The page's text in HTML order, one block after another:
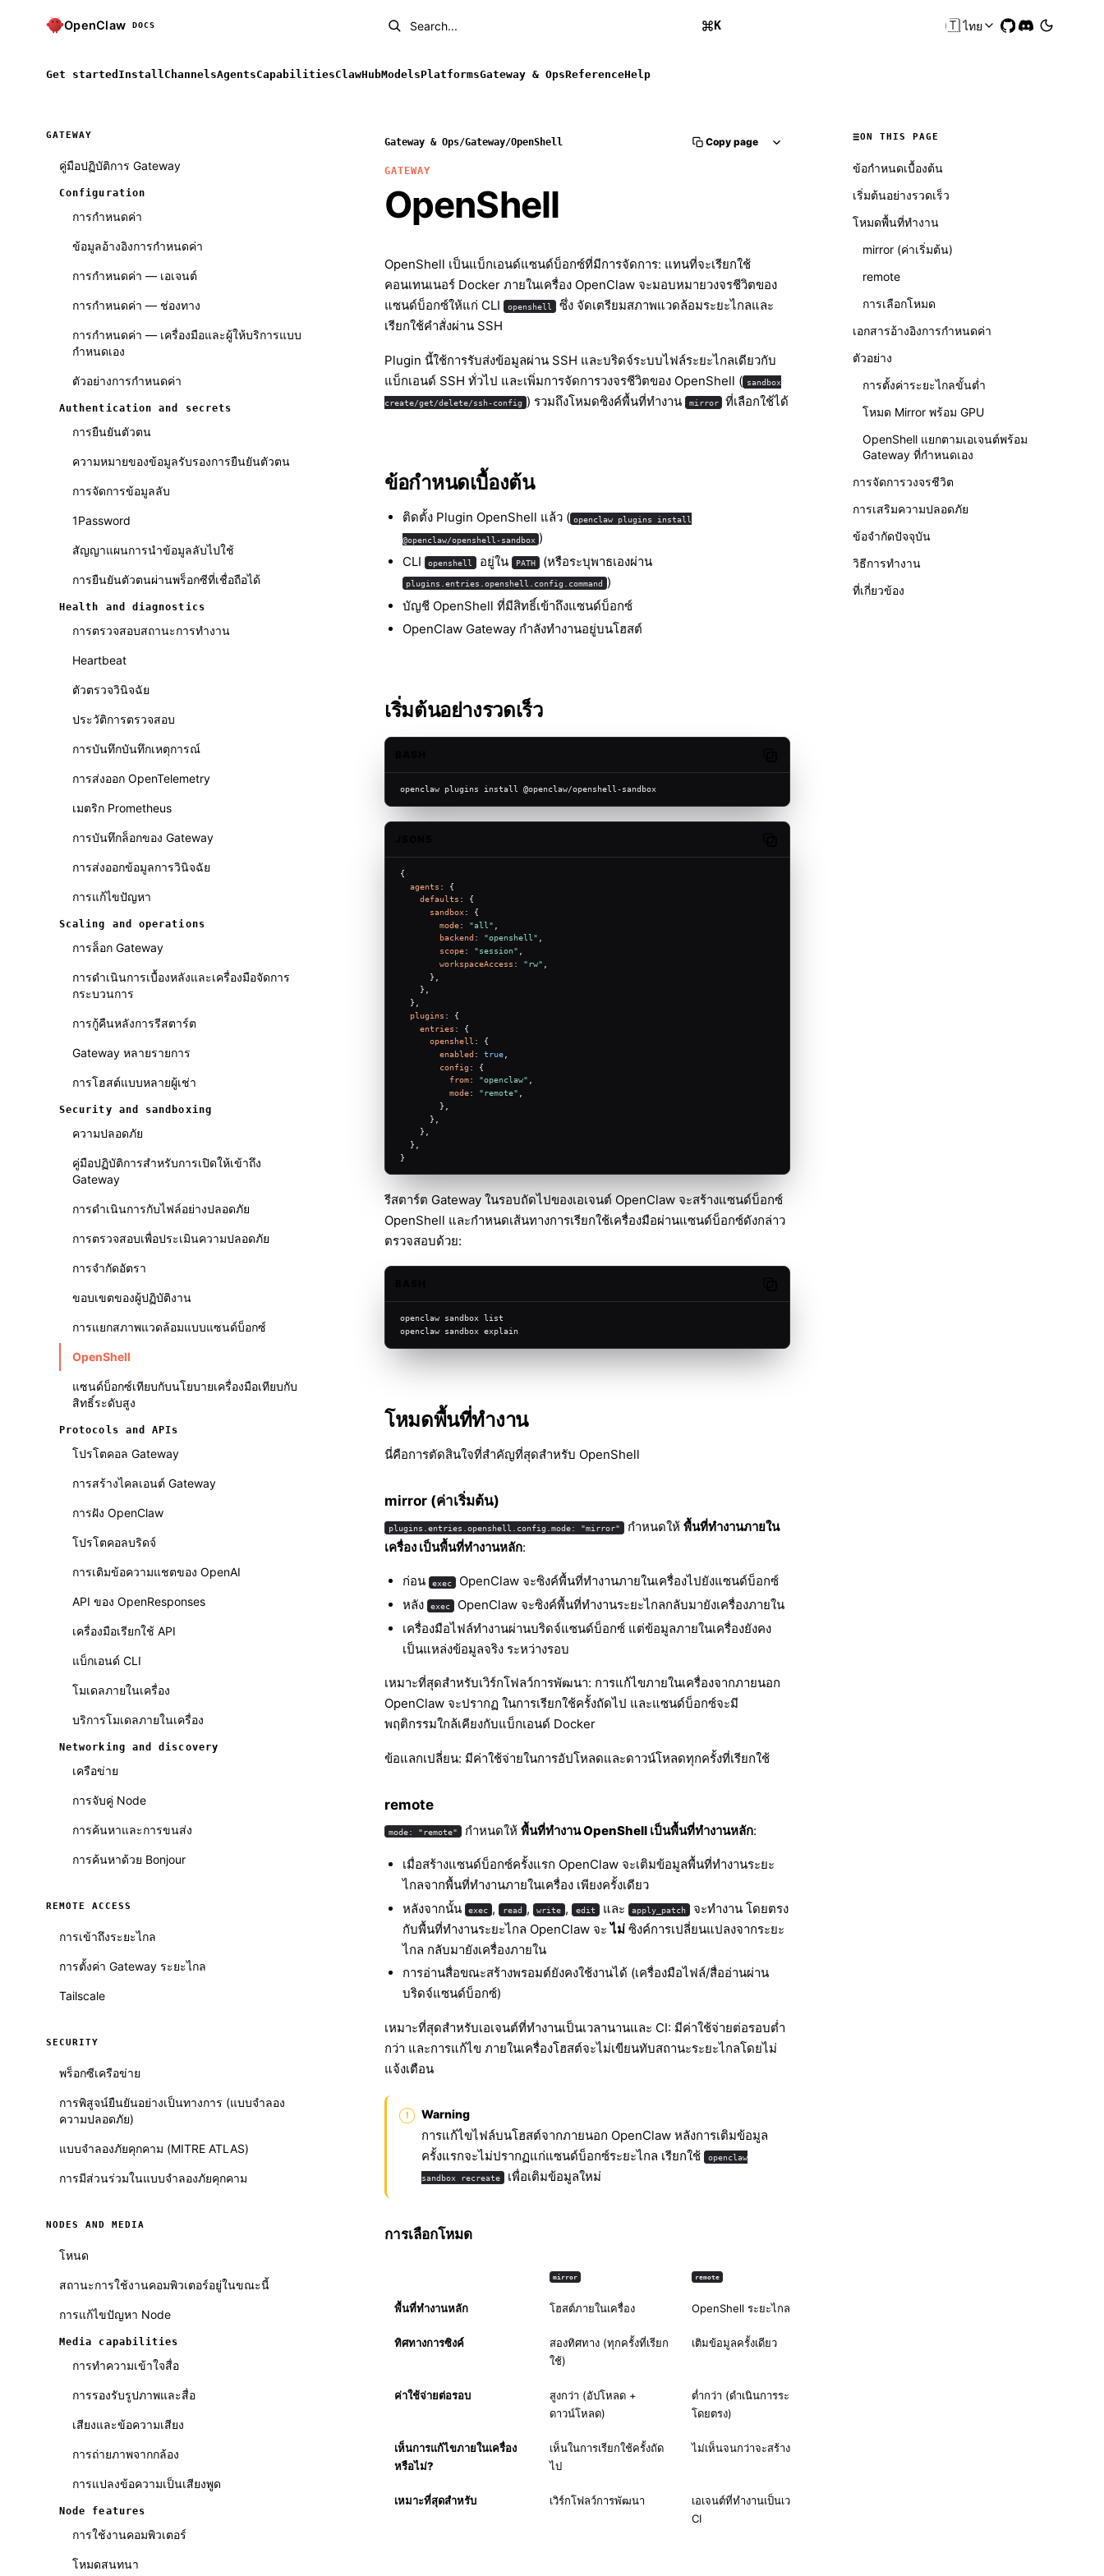
OpenClaw DOCS Search... K 🇹🇭ไทย
Get started Install ChannelsAgentsCapabilitiesClawHubModelsPlatformsGateway & OpsReferenceHelp
GATEWAY
คู่มือปฏิบัติการ Gateway
Configuration
การกำหนดค่า
ข้อมูลอ้างอิงการกำหนดค่า
การกำหนดค่า — เอเจนต์
การกำหนดค่า — ช่องทาง
การกำหนดค่า — เครื่องมือและผู้ให้บริการแบบ
กำหนดเอง
ตัวอย่างการกำหนดค่า
Authentication and secrets
การยืนยันตัวตน
ความหมายของข้อมูลรับรองการยืนยันตัวตน
การจัดการข้อมูลลับ
1Password
สัญญาแผนการนำข้อมูลลับไปใช้
การยืนยันตัวตนผ่านพร็อกซีที่เชื่อถือได้
Health and diagnostics
การตรวจสอบสถานะการทำงาน
Heartbeat
ตัวตรวจวินิจฉัย
ประวัติการตรวจสอบ
การบันทึกบันทึกเหตุการณ์
การส่งออก OpenTelemetry
เมตริก Prometheus
การบันทึกล็อกของ Gateway
การส่งออกข้อมูลการวินิจฉัย
การแก้ไขปัญหา
Scaling and operations
การล็อก Gateway
การดำเนินการเบื้องหลังและเครื่องมือจัดการ
กระบวนการ
การกู้คืนหลังการรีสตาร์ต
Gateway หลายรายการ
การโฮสต์แบบหลายผู้เช่า
Security and sandboxing
ความปลอดภัย
คู่มือปฏิบัติการสำหรับการเปิดให้เข้าถึง
Gateway
การดำเนินการกับไฟล์อย่างปลอดภัย
การตรวจสอบเพื่อประเมินความปลอดภัย
การจำกัดอัตรา
ขอบเขตของผู้ปฏิบัติงาน
การแยกสภาพแวดล้อมแบบแซนด์บ็อกซ์
OpenShell
แซนด์บ็อกซ์เทียบกับนโยบายเครื่องมือเทียบกับ
สิทธิ์ระดับสูง
Protocols and APIs
โปรโตคอล Gateway
การสร้างไคลเอนต์ Gateway
การฝัง OpenClaw
โปรโตคอลบริดจ์
การเติมข้อความแชตของ OpenAI
API ของ OpenResponses
เครื่องมือเรียกใช้ API
แบ็กเอนด์ CLI
โมเดลภายในเครื่อง
บริการโมเดลภายในเครื่อง
Networking and discovery
เครือข่าย
การจับคู่ Node
การค้นหาและการขนส่ง
การค้นหาด้วย Bonjour
REMOTE ACCESS
การเข้าถึงระยะไกล
การตั้งค่า Gateway ระยะไกล
Tailscale
SECURITY
พร็อกซีเครือข่าย
การพิสูจน์ยืนยันอย่างเป็นทางการ (แบบจำลอง
ความปลอดภัย)
แบบจำลองภัยคุกคาม (MITRE ATLAS)
การมีส่วนร่วมในแบบจำลองภัยคุกคาม
NODES AND MEDIA
โหนด
สถานะการใช้งานคอมพิวเตอร์อยู่ในขณะนี้
การแก้ไขปัญหา Node
Media capabilities
การทำความเข้าใจสื่อ
การรองรับรูปภาพและสื่อ
เสียงและข้อความเสียง
การถ่ายภาพจากกล้อง
การแปลงข้อความเป็นเสียงพูด
Node features
การใช้งานคอมพิวเตอร์
โหมดสนทนา
Gateway & Ops/Gateway/OpenShell Copy page
GATEWAY
OpenShell
OpenShell เป็นแบ็กเอนด์แซนด์บ็อกซ์ที่มีการจัดการ: แทนที่จะเรียกใช้
คอนเทนเนอร์ Docker ภายในเครื่อง OpenClaw จะมอบหมายวงจรชีวิตของ
แซนด์บ็อกซ์ให้แก่ CLI
openshell ซึ่ง จัดเตรียมสภาพแวดล้อมระยะไกลและ
เรียกใช้คำสั่งผ่าน SSH
Plugin นี้ใช้การรับส่งข้อมูลผ่าน SSH และบริดจ์ระบบไฟล์ระยะไกลเดียวกับ
แบ็กเอนด์ SSH ทั่วไป และเพิ่มการจัดการวงจรชีวิตของ OpenShell ( sandbox
create/get/delete/ssh-config ) รวมถึงโหมดซิงค์พื้นที่ทำงาน mirror ที่เลือกใช้ได้
ข้อกำหนดเบื้องต้น
ติดตั้ง Plugin OpenShell แล้ว ( openclaw plugins install
@openclaw/openshell-sandbox )
CLI
openshell อยู่ใน PATH (หรือระบุพาธเองผ่าน
plugins.entries.openshell.config.command )
บัญชี OpenShell ที่มีสิทธิ์เข้าถึงแซนด์บ็อกซ์
OpenClaw Gateway กำลังทำงานอยู่บนโฮสต์
เริ่มต้นอย่างรวดเร็ว
openclaw plugins install @openclaw/openshell-sandbox
{
agents : {
defaults : {
sandbox: {
mode: "all"
backend : "openshell" ,
scope: "session"
workspaceAccess : "rw"
      },
    },
  },
plugins : {
entries : {
openshell : {
enabled : true
config : {
from: "openclaw"
mode: "remote"
        },
      },
    },
  },
}
รีสตาร์ต Gateway ในรอบถัดไปของเอเจนต์ OpenClaw จะสร้างแซนด์บ็อกซ์
OpenShell และกำหนดเส้นทางการเรียกใช้เครื่องมือผ่านแซนด์บ็อกซ์ดังกล่าว
ตรวจสอบด้วย:
openclaw sandbox list
openclaw sandbox explain
โหมดพื้นที่ทำงาน
นี่คือการตัดสินใจที่สำคัญที่สุดสำหรับ OpenShell
mirror (ค่าเริ่มต้น)
plugins.entries.openshell.config.mode: "mirror" กำหนดให้ พื้นที่ทำงานภายใน
เครื่อง เป็นพื้นที่ทำงานหลัก:
ก่อน exec
OpenClaw จะซิงค์พื้นที่ทำงานภายในเครื่องไปยังแซนด์บ็อกซ์
หลัง
exec
OpenClaw จะซิงค์พื้นที่ทำงานระยะไกลกลับมายังเครื่องภายใน
เครื่องมือไฟล์ทำงานผ่านบริดจ์แซนด์บ็อกซ์ แต่ข้อมูลภายในเครื่องยังคง
เป็นแหล่งข้อมูลจริง ระหว่างรอบ
เหมาะที่สุดสำหรับเวิร์กโฟลว์การพัฒนา: การแก้ไขภายในเครื่องจากภายนอก
OpenClaw จะปรากฏ ในการเรียกใช้ครั้งถัดไป และแซนด์บ็อกซ์จะมี
พฤติกรรมใกล้เคียงกับแบ็กเอนด์ Docker
ข้อแลกเปลี่ยน: มีค่าใช้จ่ายในการอัปโหลดและดาวน์โหลดทุกครั้งที่เรียกใช้
remote
mode: "remote" กำหนดให้ พื้นที่ทำงาน OpenShell เป็นพื้นที่ทำงานหลัก:
เมื่อสร้างแซนด์บ็อกซ์ครั้งแรก OpenClaw จะเติมข้อมูลพื้นที่ทำงานระยะ
ไกลจากพื้นที่ทำงานภายในเครื่อง เพียงครั้งเดียว
หลังจากนั้น
exec , read , write , edit และ apply_patch
จะทำงาน โดยตรง
กับพื้นที่ทำงานระยะไกล OpenClaw จะไม่ซิงค์การเปลี่ยนแปลงจากระยะ
ไกล กลับมายังเครื่องภายใน
การอ่านสื่อขณะสร้างพรอมต์ยังคงใช้งานได้ (เครื่องมือไฟล์/สื่ออ่านผ่าน
บริดจ์แซนด์บ็อกซ์)
เหมาะที่สุดสำหรับเอเจนต์ที่ทำงานเป็นเวลานานและ CI: มีค่าใช้จ่ายต่อรอบต่ำ
กว่า และการแก้ไข ภายในเครื่องโฮสต์จะไม่เขียนทับสถานะระยะไกลโดยไม่
แจ้งเตือน
Warning
การแก้ไขไฟล์บนโฮสต์จากภายนอก OpenClaw หลังการเติมข้อมูล
ครั้งแรกจะไม่ปรากฏแก่แซนด์บ็อกซ์ระยะไกล เรียกใช้
openclaw
sandbox recreate เพื่อเติมข้อมูลใหม่
การเลือกโหมด
mirror remote
พื้นที่ทำงานหลัก โฮสต์ภายในเครื่อง OpenShell ระยะไกล
ทิศทางการซิงค์
สองทิศทาง (ทุกครั้งที่เรียก
ใช้)
เติมข้อมูลครั้งเดียว
ค่าใช้จ่ายต่อรอบ
สูงกว่า (อัปโหลด +
ดาวน์โหลด)
ต่ำกว่า (ดำเนินการระยะไกล
โดยตรง)
เห็นการแก้ไขภายในเครื่อง
หรือไม่?
เห็นในการเรียกใช้ครั้งถัด
ไป
ไม่เห็นจนกว่าจะสร้างใหม่
เหมาะที่สุดสำหรับ เวิร์กโฟลว์การพัฒนา
เอเจนต์ที่ทำงานเป็นเวลานาน,
CI
ON THIS PAGE
ข้อกำหนดเบื้องต้น
เริ่มต้นอย่างรวดเร็ว
โหมดพื้นที่ทำงาน
mirror (ค่าเริ่มต้น)
remote
การเลือกโหมด
เอกสารอ้างอิงการกำหนดค่า
ตัวอย่าง
การตั้งค่าระยะไกลขั้นต่ำ
โหมด Mirror พร้อม GPU
OpenShell แยกตามเอเจนต์พร้อม
Gateway ที่กำหนดเอง
การจัดการวงจรชีวิต
การเสริมความปลอดภัย
ข้อจำกัดปัจจุบัน
วิธีการทำงาน
ที่เกี่ยวข้อง